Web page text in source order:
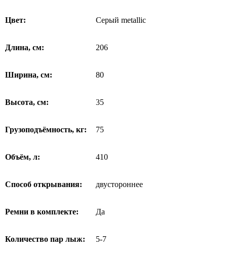
Цвет: Серый metallic
Длина, см: 206
Ширина, см: 80
Высота, см: 35
Грузоподъёмность, кг: 75
Объём, л: 410
Способ открывания: двустороннее
Ремни в комплекте: Да
Количество пар лыж: 5-7